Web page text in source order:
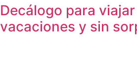
Decálogo para
vacaciones y sin